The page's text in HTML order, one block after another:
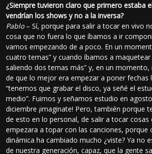
¿Siempre tuvieron claro que primero estaba
vendrían los shows y no a la inversa?
Pablo– Sí, porque para salir a tocar en vivo
cosa que no fuera lo que íbamos a ir
vamos empezando de a poco. En un
cuatro temas” y cuando íbamos a maquetear
saliendo dos temas más” y, en un
de que lo mejor era empezar a poner fechas
“tenemos que grabar el disco, ya señé el
medio”. Fuimos y señamos estudio en
diciembre ¡imaginate! Pero, también porque
de esto en lo personal, de salir a tocar cosas
empezara a topar con las canciones, porque
dinámica ha cambiado mucho ¿viste? Ya no
de nuestra generación, capaz, que la gente